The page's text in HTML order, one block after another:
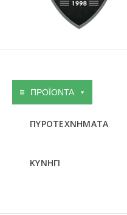
ΠΡΟΪΟΝΤΑ
ΠΥΡΟΤΕΧΝΗΜΑΤΑ
ΚΥΝΗΓΙ